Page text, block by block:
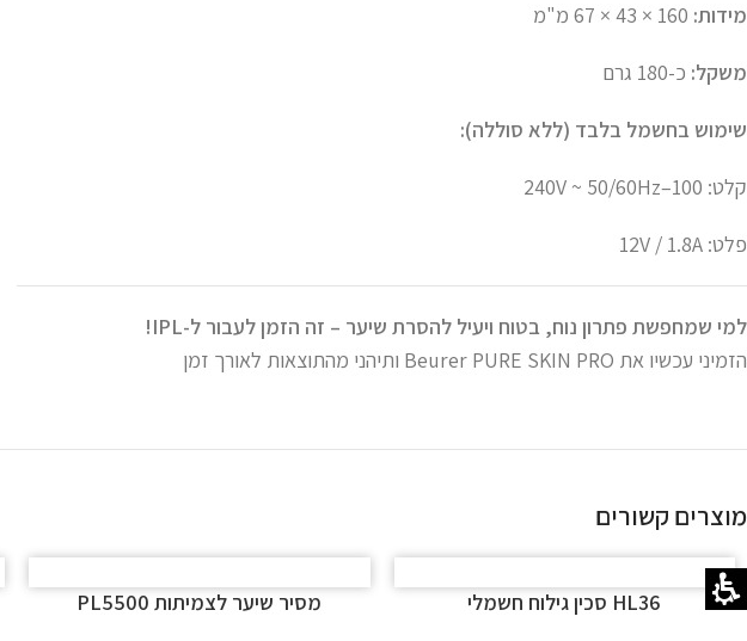
מידות:
משקל: כ-180 גרם
שימוש בחשמל בלבד (ללא סוללה):
קלט: 100–240V ~ 50/60Hz
פלט: 12V / 1.8A
למי שמחפשת פתרון נוח, בטוח ויעיל להסרת שיער – זה הזמן לעבור ל-IPL!
הזמיני עכשיו את Beurer PURE SKIN PRO ותיהני מהתוצאות לאורך זמן
מוצרים קשורים
HL36 סכין גילוח חשמלי
מסיר שיער לצמיתות PL5500